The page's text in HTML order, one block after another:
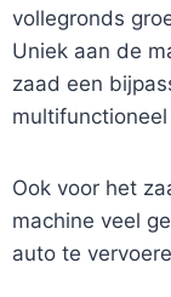
vollegronds
Uniek aan de
zaad een
Ook voor het
machine veel
auto te